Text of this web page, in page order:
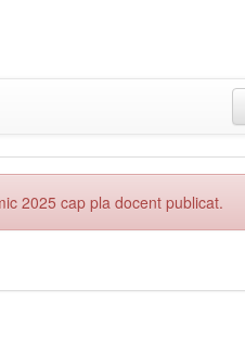
2025 cap pla docent publicat.